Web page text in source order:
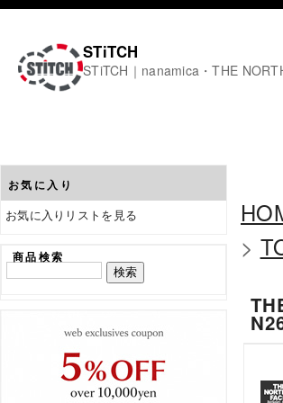
STiTCH
STiTCH｜nanamica・THE
お気に入り
お気に入りリストを見る
商品検索
>